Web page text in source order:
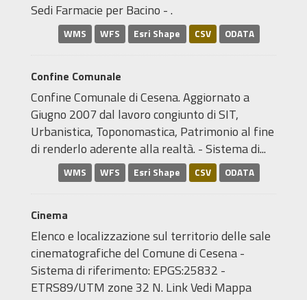
Sedi Farmacie per Bacino - .
WMS WFS Esri Shape CSV ODATA
Confine Comunale
Confine Comunale di Cesena. Aggiornato a
Giugno 2007 dal lavoro congiunto di SIT,
Urbanistica, Toponomastica, Patrimonio al fine
di renderlo aderente alla realtà. - Sistema di...
WMS WFS Esri Shape CSV ODATA
Cinema
Elenco e localizzazione sul territorio delle sale
cinematografiche del Comune di Cesena -
Sistema di riferimento: EPGS:25832 -
ETRS89/UTM zone 32 N. Link Vedi Mappa